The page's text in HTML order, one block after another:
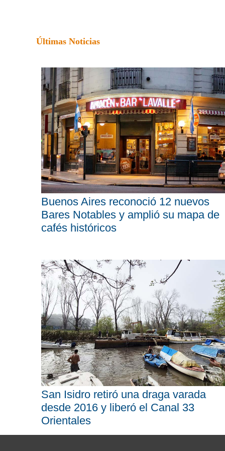
Últimas Noticias
Buenos Aires reconoció 12 nuevos
Bares Notables y amplió su mapa de
cafés históricos
San Isidro retiró una draga varada
desde 2016 y liberó el Canal 33
Orientales